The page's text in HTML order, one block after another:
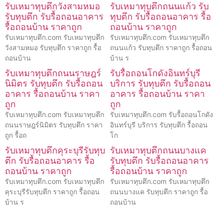
รับเหมาทุบตึกวังสามหมอ
รับทุบตึก รับรื้อถอนอาคาร
รื้อถอนบ้าน ราคาถูก
รับเหมาทุบตึก.com รับเหมาทุบตึก
วังสามหมอ รับทุบตึก ราคาถูก รื้อ
ถอนบ้าน
รับเหมาทุบตึกถนนแก้ว รับ
ทุบตึก รับรื้อถอนอาคาร รื้อ
ถอนบ้าน ราคาถูก
รับเหมาทุบตึก.com รับเหมาทุบตึก
ถนนแก้ว รับทุบตึก ราคาถูก รื้อถอน
บ้าน ร
รับเหมาทุบตึกถนนราษฎร์
นิมิตร รับทุบตึก รับรื้อถอน
อาคาร รื้อถอนบ้าน ราคา
ถูก
รับเหมาทุบตึก.com รับเหมาทุบตึก
ถนนราษฎร์นิมิตร รับทุบตึก ราคา
ถูก รื้อถ
รับรื้อถอนโกดังอินทร์บุรี
บริการ รับทุบตึก รับรื้อถอน
อาคาร รื้อถอนบ้าน ราคา
ถูก
รับเหมาทุบตึก.com รับรื้อถอนโกดัง
อินทร์บุรี บริการ รับทุบตึก รื้อถอน
โก
รับเหมาทุบตึกคุระบุรีรับทุบ
ตึก รับรื้อถอนอาคาร รื้อ
ถอนบ้าน ราคาถูก
รับเหมาทุบตึก.com รับเหมาทุบตึก
คุระบุรีรับทุบตึก ราคาถูก รื้อถอน
บ้าน ร
รับเหมาทุบตึกถนนบางแค
รับทุบตึก รับรื้อถอนอาคาร
รื้อถอนบ้าน ราคาถูก
รับเหมาทุบตึก.com รับเหมาทุบตึก
ถนนบางแค รับทุบตึก ราคาถูก รื้อ
ถอนบ้าน